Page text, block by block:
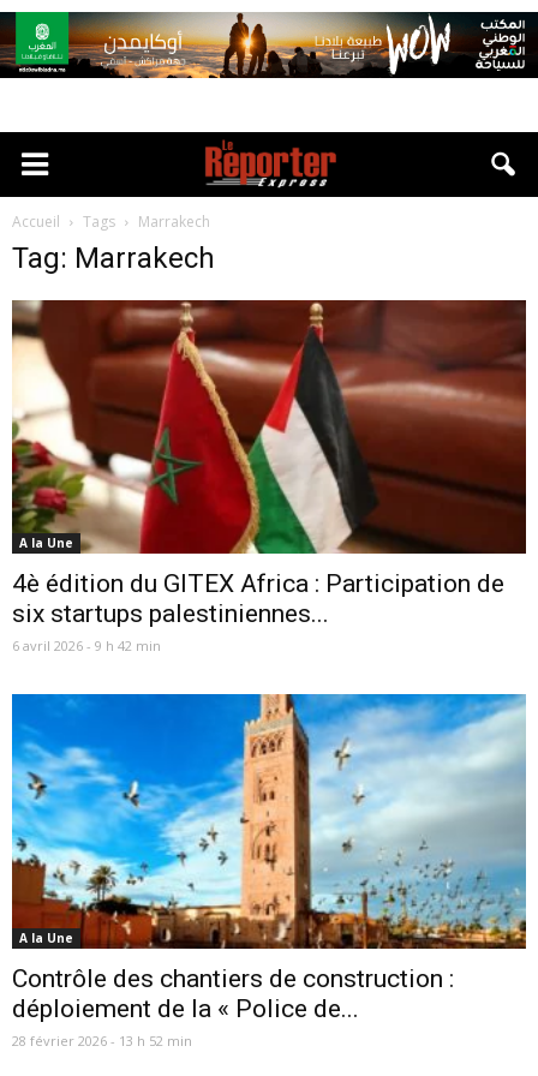
Accueil Tags Marrakech
Tag: Marrakech
A la Une
4è édition du GITEX Africa : Participation de
six startups palestiniennes...
6 avril 2026 - 9 h 42 min
A la Une
Contrôle des chantiers de construction :
déploiement de la « Police de...
28 février 2026 - 13 h 52 min